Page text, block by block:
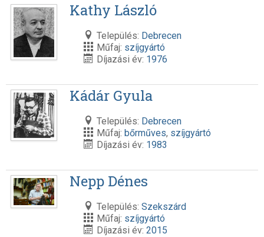
Kathy László
Település: Debrecen
Műfaj: szíjgyártó
Díjazási év: 1976
Kádár Gyula
Település: Debrecen
Műfaj: bőrműves, szíjgyártó
Díjazási év: 1983
Nepp Dénes
Település: Szekszárd
Műfaj: szíjgyártó
Díjazási év: 2015